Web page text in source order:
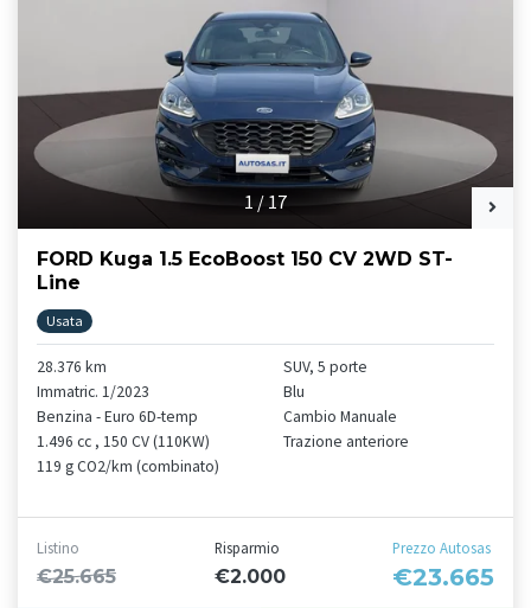
1 / 17
FORD Kuga 1.5 EcoBoost 150 CV 2WD ST-
Line
Usata
28.376 km
Immatric. 1/2023
Benzina - Euro 6D-temp
1.496 cc , 150 CV (110KW)
119 g CO2/km (combinato)
SUV, 5 porte
Blu
Cambio Manuale
Trazione anteriore
Listino
€25.665
Risparmio
€2.000
Prezzo Autosas
€23.665